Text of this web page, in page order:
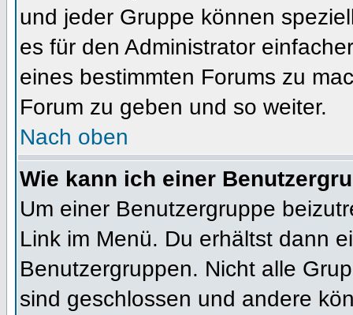
und jeder Gruppe können
es für den Administrator
eines bestimmten Forums zu
Forum zu geben und so weiter.
Nach oben
Wie kann ich einer
Um einer Benutzergruppe
Link im Menü. Du erhältst dann
Benutzergruppen. Nicht alle
sind geschlossen und andere